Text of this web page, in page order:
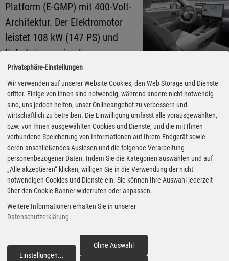
Platform (E-GMP) mit 400-Volt-
Architektur. Der Elektromotor
leistet 108 kW (147 PS) und
liefert ein maximales
Drehmoment von 250
Newtonmetern. Die
Höchstgeschwindigkeit liegt bei
170 km/h. Zwei
Batterieoptionen stehen zur
Wahl, die WLTP-Reichweite
beträgt mit dem größeren Akku
fast 500 Kilometer.
Entwickelt wurde der Ioniq 3 im
europäischen Hyundai-
Forschungszentrum in
Rüsselsheim, gebaut wird er in
Privatsphäre-Einstellungen
Wir verwenden auf unserer Website Cookies, den Web Storage und Dienste
dritter. Einige von ihnen sind notwendig, während andere nicht notwendig
sind, uns jedoch helfen, unser Onlineangebot zu verbessern und
wirtschaftlich zu betreiben. Die Einwilligung umfasst alle vorausgewählten,
bzw. von Ihnen ausgewählten Cookies und Dienste, und die mit Ihnen
verbundene Speicherung von Informationen auf Ihrem Endgerät sowie
deren anschließendes Auslesen und die folgende Verarbeitung
personenbezogener Daten. Indem Sie die Kategorien auswählen und auf
„Alle akzeptieren“ klicken, willigen Sie in die Verwendung der nicht
notwendigen Cookies und Dienste ein. Sie können Ihre Auswahl jederzeit
über den Cookie-Banner widerrufen oder anpassen.
Weitere Informationen erhalten Sie in unserer
Datenschutzerklärung.
Einstellungen...
Ohne Auswahl